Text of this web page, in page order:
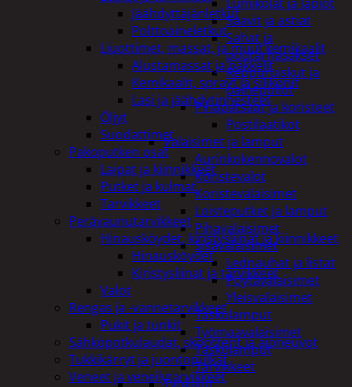
Saavit ja astiat
Sahat ja
puutarhasakset
Reppuruiskut ja
painepullot
Pihapatsaat ja koristeet
Postilaatikot
Valaisimet ja lamput
Aurinkokennovalot
Koristevalot
Koristevalaisimet
Loisteputket ja lamput
Pihavalaisimet
Sisävalaisimet
Lednauhat ja listat
Pöytävalaisimet
Yleisvalaisimet
Taskulamput
Työmaavalaisimet
Taskulamput
Tarvikkeet
Jäähdyttäjänletkut
Polttoaineletkut
Liuottimet, massat, ja muut kemikaalit
Alustamassat ja pakkelit
Kemikaalit, sprayt ja silikonit
Lasi ja jäähdytinnesteet
Öljyt
Suodattimet
Pakoputken osat
Laipat ja kiinnikkeet
Putket ja kulmat
Tarvikkeet
Perävaunutarvikkeet
Hinausköydet, kiristysliinat ja kiinnikkeet
Hinausköydet
Kiristysliinat ja tarvikkeet
Valot
Rengas ja -vannetarvikkeet
Pukit ja tunkit
Sähköpotkulaudat, skootterit ja ajoneuvot
Tukkikärryt ja juontopulkat
Veneet ja veneilytarvikkeet